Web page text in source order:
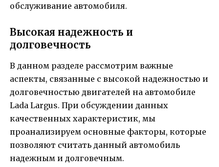
обслуживание автомобиля.
Высокая надежность и
долговечность
В данном разделе рассмотрим важные
аспекты, связанные с высокой надежностью и
долговечностью двигателей на автомобиле
Lada Largus. При обсуждении данных
качественных характеристик, мы
проанализируем основные факторы, которые
позволяют считать данный автомобиль
надежным и долговечным.